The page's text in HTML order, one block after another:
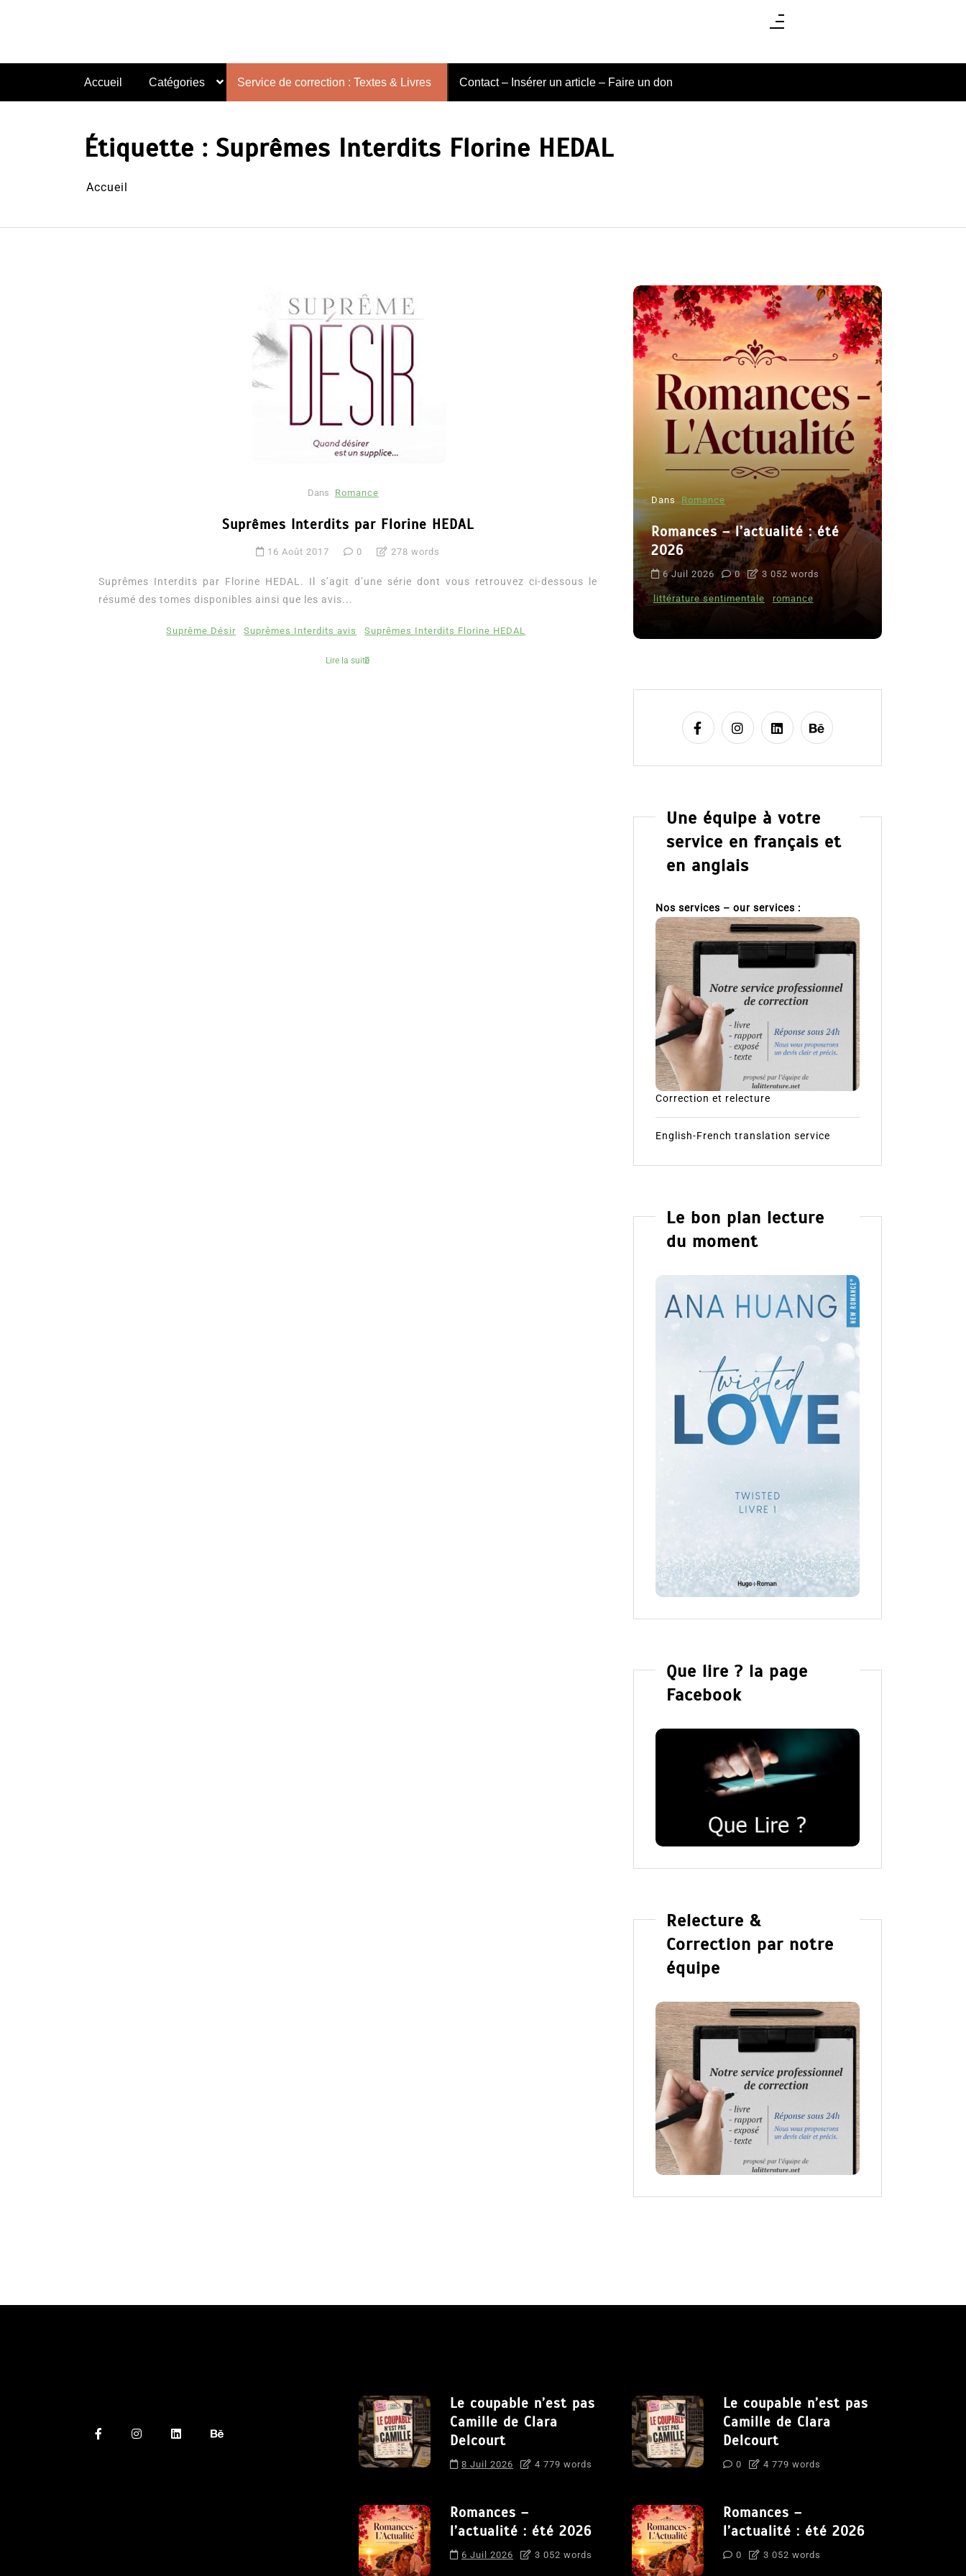
Accueil Catégories Service de correction : Textes & Livres Contact – Insérer un article – Faire un don
Étiquette : Suprêmes Interdits Florine HEDAL
Accueil
Dans Romance
Suprêmes Interdits par Florine HEDAL
16 Août 2017 0 278 words
Suprêmes Interdits par Florine HEDAL. Il s’agit d’une série dont vous retrouvez ci-dessous le
résumé des tomes disponibles ainsi que les avis...
Suprême Désir Suprêmes Interdits avis Suprêmes Interdits Florine HEDAL
Lire la suite
Romances – l’actualité : été
littérature sentimentale romance
de Clara Delcourt
Dans Romance
Romances – l’actualité : été
2026
6 Juil 2026 0 3 052 words
littérature sentimentale romance
Une équipe à votre
service en français et
en anglais
Nos services – our services :
Correction et relecture
English-French translation service
Le bon plan lecture
du moment
Que lire ? la page
Facebook
Relecture &
Correction par notre
équipe
Le coupable n’est pas
Camille de Clara
Delcourt
8 Juil 2026 4 779 words
Romances –
l’actualité : été 2026
6 Juil 2026 3 052 words
Le coupable n’est pas
Camille de Clara
Delcourt
0 4 779 words
Romances –
l’actualité : été 2026
0 3 052 words